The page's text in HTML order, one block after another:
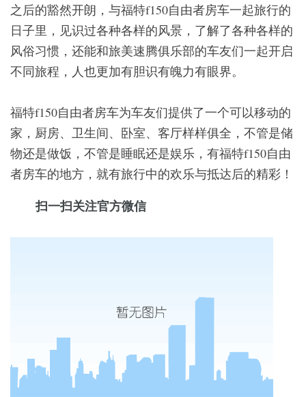
之后的豁然开朗，与福特f150自由者房车一起旅行的
日子里，见识过各种各样的风景，了解了各种各样的
风俗习惯，还能和旅美速腾俱乐部的车友们一起开启
不同旅程，人也更加有胆识有魄力有眼界。
福特f150自由者房车为车友们提供了一个可以移动的
家，厨房、卫生间、卧室、客厅样样俱全，不管是储
物还是做饭，不管是睡眠还是娱乐，有福特f150自由
者房车的地方，就有旅行中的欢乐与抵达后的精彩！
扫一扫关注官方微信